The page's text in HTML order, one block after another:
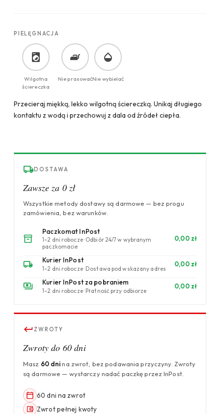
PIELĘGNACJA
Wilgotna
ściereczka
Nie prasowaćNie wybielać
Przecieraj miękką, lekko wilgotną ściereczką. Unikaj długiego
kontaktu z wodą i przechowuj z dala od źródeł ciepła.
DOSTAWA
Zawsze za 0 zł
Wszystkie metody dostawy są darmowe — bez progu
zamówienia, bez warunków.
Paczkomat InPost
1–2 dni robocze · Odbiór 24/7 w wybranym
paczkomacie
0,00 zł
Kurier InPost
1–2 dni robocze · Dostawa pod wskazany adres
0,00 zł
Kurier InPost za pobraniem
1–2 dni robocze · Płatność przy odbiorze
0,00 zł
ZWROTY
Zwroty do 60 dni
Masz 60 dnina zwrot, bez podawania przyczyny. Zwroty
są darmowe — wystarczy nadać paczkę przez InPost.
60 dni na zwrot
Zwrot pełnej kwoty